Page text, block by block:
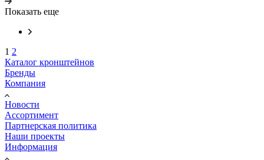
Показать еще
1 2
Каталог кронштейнов
Бренды
Компания
Новости
Ассортимент
Партнерская политика
Наши проекты
Информация